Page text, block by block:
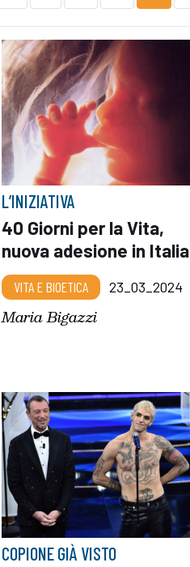
L’INIZIATIVA
40 Giorni per la Vita,
nuova adesione in Italia
VITA E BIOETICA 23_03_2024
Maria Bigazzi
COPIONE GIÀ VISTO